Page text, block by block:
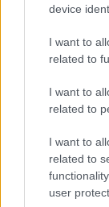
device
I want to
related to
I want to
related to
I want to
related to
user
Τέλος, να
συμμετοχή
130.000 ευρώ.